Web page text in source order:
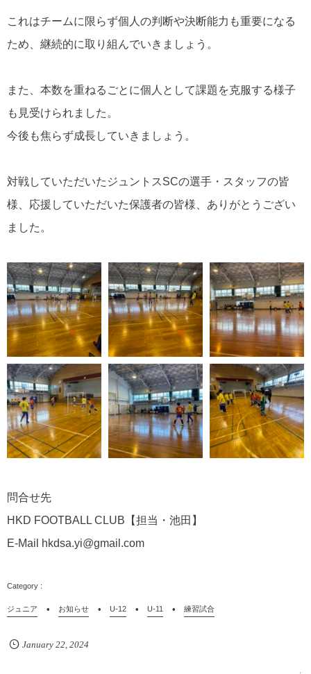
これはチームに限らず個人の判断や決断能力も重要になる
ため、継続的に取り組んでいきましょう。
また、本数を重ねるごとに個人として課題を克服する様子
も見受けられました。
今後も焦らず成長していきましょう。
対戦していただいたジュントスSCの選手・スタッフの皆
様、応援していただいた保護者の皆様、ありがとうござい
ました。
問合せ先
HKD FOOTBALL CLUB【担当・池田】
E-Mail hkdsa.yi@gmail.com
ジュニア お知らせ U-12 U-11 練習試合
January 22, 2024